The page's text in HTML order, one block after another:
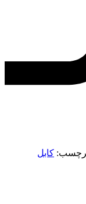
کابل